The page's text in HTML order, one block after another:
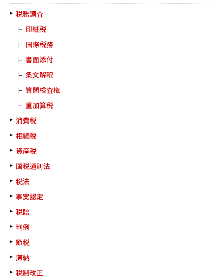
税務調査
印紙税
国際税務
書面添付
条文解釈
質問検査権
重加算税
消費税
相続税
資産税
国税通則法
税法
事実認定
税賠
判例
節税
滞納
税制改正